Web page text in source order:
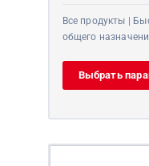
Все продукты |
общего
Выбрать